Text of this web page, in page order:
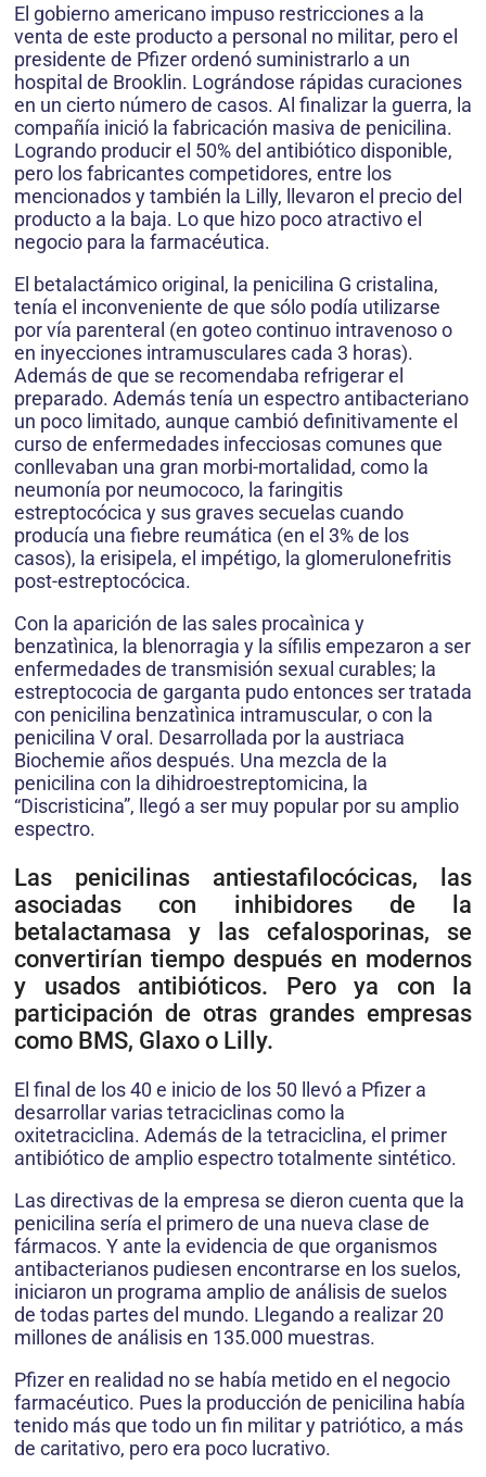
El gobierno americano impuso restricciones a la
venta de este producto a personal no militar, pero el
presidente de Pfizer ordenó suministrarlo a un
hospital de Brooklin. Lográndose rápidas curaciones
en un cierto número de casos. Al finalizar la guerra, la
compañía inició la fabricación masiva de penicilina.
Logrando producir el 50% del antibiótico disponible,
pero los fabricantes competidores, entre los
mencionados y también la Lilly, llevaron el precio del
producto a la baja. Lo que hizo poco atractivo el
negocio para la farmacéutica.
El betalactámico original, la penicilina G cristalina,
tenía el inconveniente de que sólo podía utilizarse
por vía parenteral (en goteo continuo intravenoso o
en inyecciones intramusculares cada 3 horas).
Además de que se recomendaba refrigerar el
preparado. Además tenía un espectro antibacteriano
un poco limitado, aunque cambió definitivamente el
curso de enfermedades infecciosas comunes que
conllevaban una gran morbi-mortalidad, como la
neumonía por neumococo, la faringitis
estreptocócica y sus graves secuelas cuando
producía una fiebre reumática (en el 3% de los
casos), la erisipela, el impétigo, la glomerulonefritis
post-estreptocócica.
Con la aparición de las sales procaìnica y
benzatìnica, la blenorragia y la sífilis empezaron a ser
enfermedades de transmisión sexual curables; la
estreptococia de garganta pudo entonces ser tratada
con penicilina benzatìnica intramuscular, o con la
penicilina V oral. Desarrollada por la austriaca
Biochemie años después. Una mezcla de la
penicilina con la dihidroestreptomicina, la
“Discristicina”, llegó a ser muy popular por su amplio
espectro.
Las penicilinas antiestafilocócicas, las
asociadas con inhibidores de la
betalactamasa y las cefalosporinas, se
convertirían tiempo después en modernos
y usados antibióticos. Pero ya con la
participación de otras grandes empresas
como BMS, Glaxo o Lilly.
El final de los 40 e inicio de los 50 llevó a Pfizer a
desarrollar varias tetraciclinas como la
oxitetraciclina. Además de la tetraciclina, el primer
antibiótico de amplio espectro totalmente sintético.
Las directivas de la empresa se dieron cuenta que la
penicilina sería el primero de una nueva clase de
fármacos. Y ante la evidencia de que organismos
antibacterianos pudiesen encontrarse en los suelos,
iniciaron un programa amplio de análisis de suelos
de todas partes del mundo. Llegando a realizar 20
millones de análisis en 135.000 muestras.
Pfizer en realidad no se había metido en el negocio
farmacéutico. Pues la producción de penicilina había
tenido más que todo un fin militar y patriótico, a más
de caritativo, pero era poco lucrativo.